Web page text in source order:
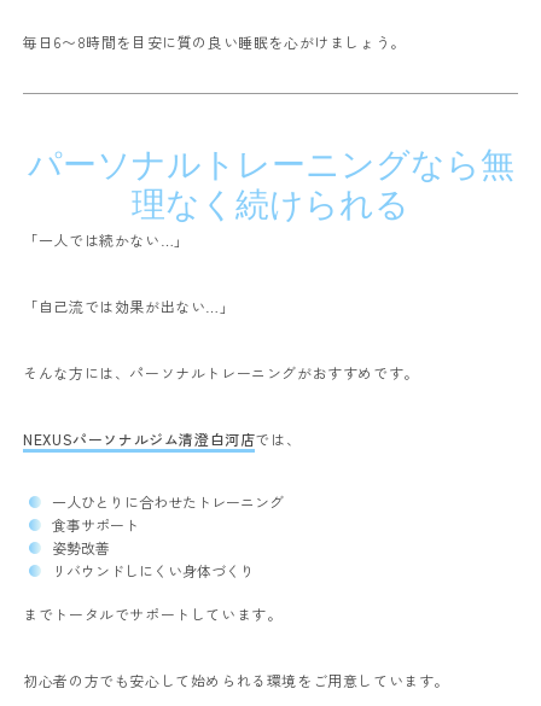
毎日6〜8時間を目安に質の良い睡眠を心がけましょう。
パーソナルトレーニングなら無
理なく続けられる
「一人では続かない…」
「自己流では効果が出ない…」
そんな方には、パーソナルトレーニングがおすすめです。
NEXUSパーソナルジム清澄白河店では、
一人ひとりに合わせたトレーニング
食事サポート
姿勢改善
リバウンドしにくい身体づくり
までトータルでサポートしています。
初心者の方でも安心して始められる環境をご用意しています。